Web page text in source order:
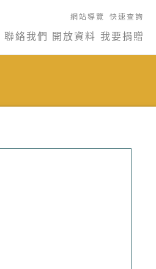
網站導覽 快速查詢
聯絡我們 開放資料 我要捐贈